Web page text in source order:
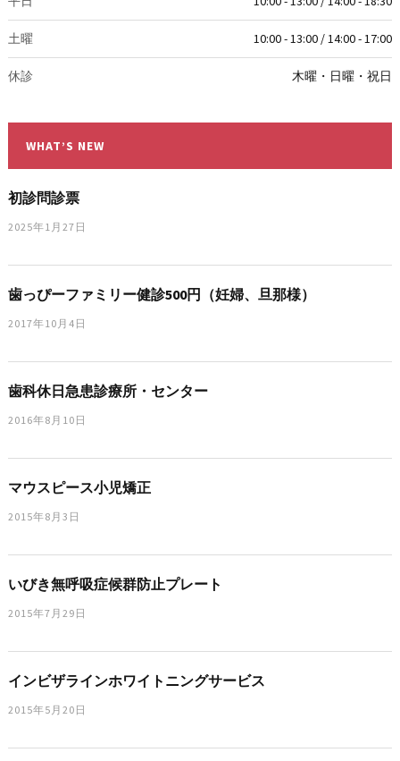
土曜 10:00 - 13:00 / 14:00 - 17:00
休診 木曜・日曜・祝日
WHAT’S NEW
初診問診票
2025年1月27日
歯っぴーファミリー健診500円（妊婦、旦那様）
2017年10月4日
歯科休日急患診療所・センター
2016年8月10日
マウスピース小児矯正
2015年8月3日
いびき無呼吸症候群防止プレート
2015年7月29日
インビザラインホワイトニングサービス
2015年5月20日